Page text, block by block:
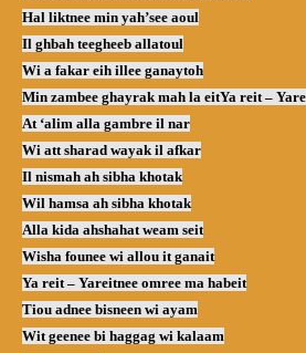
Hal liktnee min yah’see aoul
Il ghbah teegheeb allatoul
Wi a fakar eih illee ganaytoh
Min zambee ghayrak mah la eitYa reit –
At ‘alim alla gambre il nar
Wi att sharad wayak il afkar
Il nismah ah sibha khotak
Wil hamsa ah sibha khotak
Alla kida ahshahat weam seit
Wisha founee wi allou it ganait
Ya reit – Yareitnee omree ma habeit
Tiou adnee bisneen wi ayam
Wit geenee bi haggag wi kalaam